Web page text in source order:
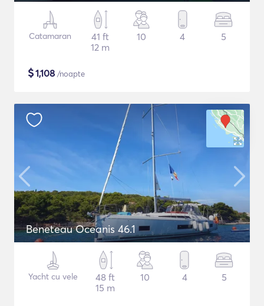
Catamaran
41 ft
12 m
10 4 5
$1,108 /noapte
Beneteau Oceanis 46.1
Yacht cu vele
48 ft
15 m
10 4 5